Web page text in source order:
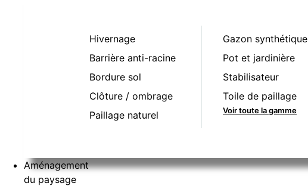
Hivernage
Barrière anti-racine
Bordure sol
Clôture / ombrage
Paillage naturel
Gazon synthétique
Pot et jardinière
Stabilisateur
Toile de paillage
Voir toute la gamme
Aménagement
du paysage